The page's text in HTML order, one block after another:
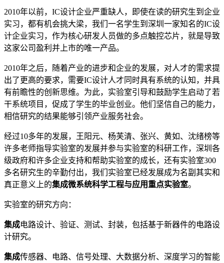
2010年以前，IC设计企业严重缺人，即使在读的研究生到企业
实习，都有机会挑大梁，我们一名学生到深圳一家知名的IC设
计企业实习，作为核心研发人员做的多点触控芯片，就是导致
这家公司盈利并上市的唯一产品。
2010年之后，随着产业的进步和企业的发展，对人才的需求提
出了更高的要求，需要IC设计人才同时具有系统的认知，并具
有前瞻性的创新思维。为此，实验室引导和鼓励学生启动了若
干系统项目，促成了学生的毕业创业。他们坚信自己的能力，
相信研究的结果能够引领产业服务社会。
经过10多年的发展，王阳元、杨芙清、张兴、黄如、沈绪榜等
许多老师指导实验室的发展并参与实验室的科研工作，深圳各
级政府和许多企业支持和帮助实验室的成长，还有实验室300
多名研究生的辛勤付出，我们实验室已经发展成为名副其实和
真正意义上的集成微系统科学工程与应用重点实验室。
实验室的研究方向：
集成电路设计、验证、测试、封装，包括基于新器件的电路设
计研究。
集成传感器、电路、信号处理、大数据分析、深度学习的智能